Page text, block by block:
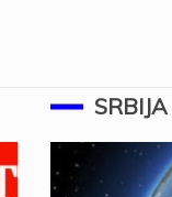
SRBIJA